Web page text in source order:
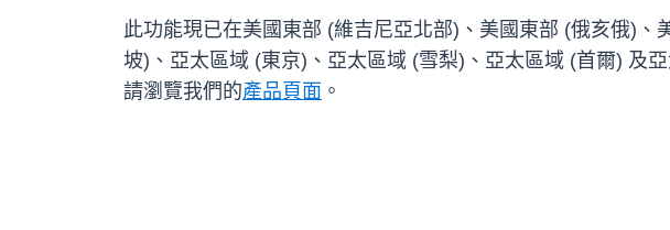
此功能現已在美國東部 (維吉尼亞北部)、美國東部 (俄亥俄)
坡)、亞太區域 (東京)、亞太區域 (雪梨)、亞太區域 (首爾) 及
請瀏覽我們的產品頁面 。